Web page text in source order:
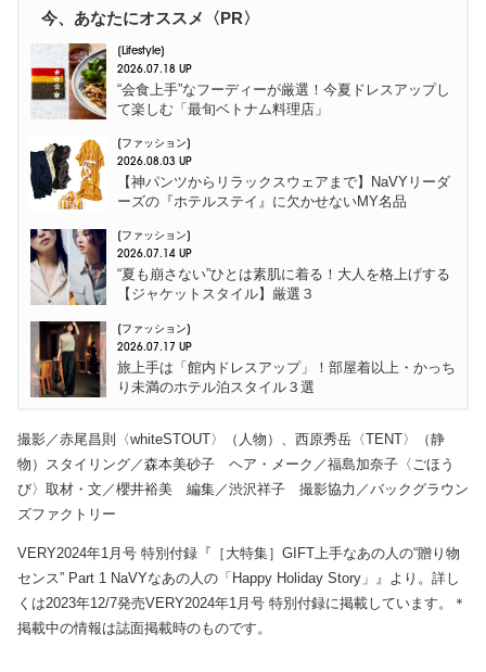
今、あなたにオススメ〈PR〉
Lifestyle
2026.07.18 UP
“会食上手”なフーディーが厳選！今夏ドレスアップし
て楽しむ「最旬ベトナム料理店」
ファッション
2026.08.03 UP
【神パンツからリラックスウェアまで】NaVYリーダ
ーズの『ホテルステイ』に欠かせないMY名品
ファッション
2026.07.14 UP
“夏も崩さない”ひとは素肌に着る！大人を格上げする
【ジャケットスタイル】厳選３
ファッション
2026.07.17 UP
旅上手は「館内ドレスアップ」！部屋着以上・かっち
り未満のホテル泊スタイル３選
撮影／赤尾昌則〈whiteSTOUT〉（人物）、西原秀岳〈TENT〉（静
物）スタイリング／森本美砂子 ヘア・メーク／福島加奈子〈ごほう
び〉取材・文／櫻井裕美 編集／渋沢祥子 撮影協力／バックグラウン
ズファクトリー
VERY2024年1月号 特別付録『［大特集］GIFT上手なあの人の“贈り物
センス” Part 1 NaVYなあの人の「Happy Holiday Story」』より。詳し
くは2023年12/7発売VERY2024年1月号 特別付録に掲載しています。＊
掲載中の情報は誌面掲載時のものです。